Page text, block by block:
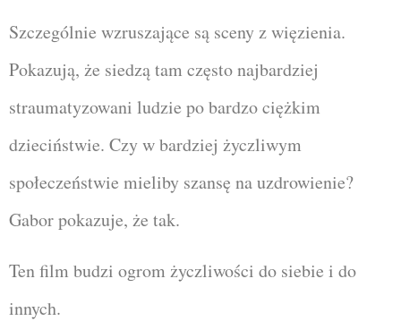
Szczególnie wzruszające są sceny z więzienia.
Pokazują, że siedzą tam często najbardziej
straumatyzowani ludzie po bardzo ciężkim
dzieciństwie. Czy w bardziej życzliwym
społeczeństwie mieliby szansę na uzdrowienie?
Gabor pokazuje, że tak.
Ten film budzi ogrom życzliwości do siebie i do
innych.